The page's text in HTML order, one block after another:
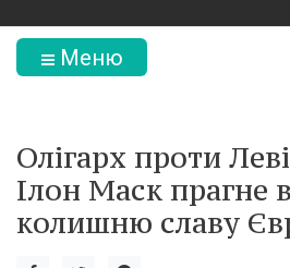
Меню
Олігарх проти
Ілон Маск прагне
колишню славу